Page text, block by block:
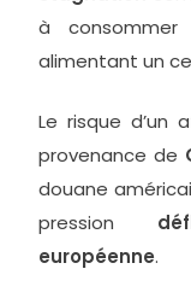
à
alimentant un
Le risque d’un
provenance de
douane
pression
européenne.